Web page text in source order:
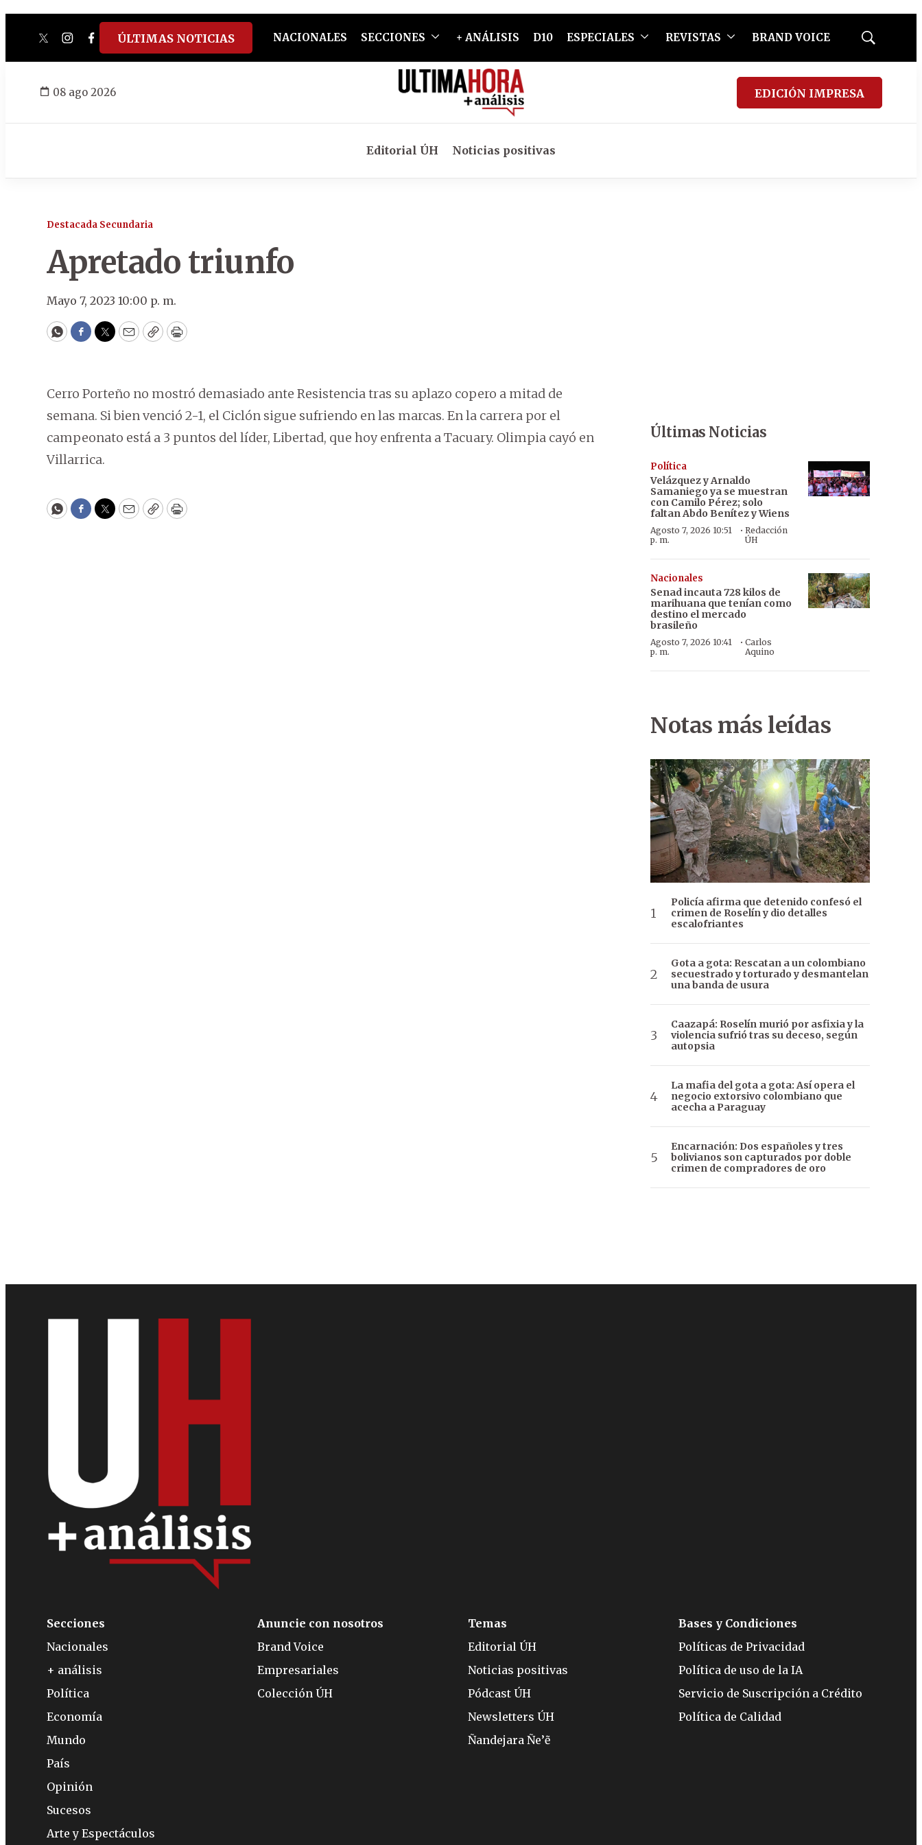
twitterinstagram
facebook
tiktokyoutube
spotify
ÚLTIMAS NOTICIAS NACIONALES SECCIONES + ANÁLISIS D10 ESPECIALES REVISTAS BRAND VOICE
Mostrar
08 ago 2026 EDICIÓN IMPRESA
Editorial ÚH Noticias positivas
Destacada Secundaria
Apretado triunfo
Mayo 7, 2023 10:00 p. m.
WhatsApp
Facebook
Twitter
EmailCopyPrint
Cerro Porteño no mostró demasiado ante Resistencia tras su aplazo copero a mitad de
semana. Si bien venció 2-1, el Ciclón sigue sufriendo en las marcas. En la carrera por el
campeonato está a 3 puntos del líder, Libertad, que hoy enfrenta a Tacuary. Olimpia cayó en
Villarrica.
WhatsApp
Facebook
Twitter
EmailCopyPrint
Últimas Noticias
Política
Velázquez y Arnaldo
Samaniego ya se muestran
con Camilo Pérez; solo
faltan Abdo Benítez y Wiens
Agosto 7, 2026 10:51
p. m.
·Redacción
ÚH
Nacionales
Senad incauta 728 kilos de
marihuana que tenían como
destino el mercado
brasileño
Agosto 7, 2026 10:41
p. m.
· Carlos
Aquino
Notas más leídas
Policía afirma que detenido confesó el
crimen de Roselín y dio detalles
escalofriantes
Gota a gota: Rescatan a un colombiano
secuestrado y torturado y desmantelan
una banda de usura
Caazapá: Roselín murió por asfixia y la
violencia sufrió tras su deceso, según
autopsia
La mafia del gota a gota: Así opera el
negocio extorsivo colombiano que
acecha a Paraguay
Encarnación: Dos españoles y tres
bolivianos son capturados por doble
crimen de compradores de oro
Secciones
Nacionales
+ análisis
Política
Economía
Mundo
País
Opinión
Sucesos
Arte y Espectáculos
Anuncie con nosotros
Brand Voice
Empresariales
Colección ÚH
Temas
Editorial ÚH
Noticias positivas
Pódcast ÚH
Newsletters ÚH
Ñandejara Ñe’ẽ
Bases y Condiciones
Políticas de Privacidad
Política de uso de la IA
Servicio de Suscripción a Crédito
Política de Calidad